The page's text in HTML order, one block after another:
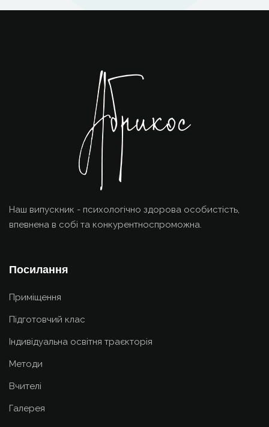
Наш випускник - психологічно здорова особистість,
впевнена в собі та конкурентноспроможна.
Посилання
Приміщення
Підготовчий клас
Індивідуальна освітня траєкторія
Методи
Вчителі
Галерея